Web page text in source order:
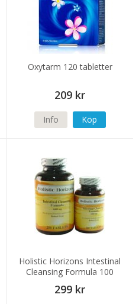
Oxytarm 120 tabletter
209 kr
Info Köp
Holistic Horizons Intestinal
Cleansing Formula 100
tabletter
299 kr